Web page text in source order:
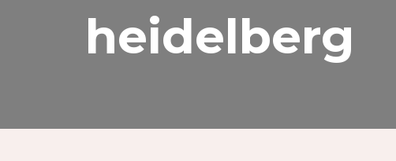
heidelberg